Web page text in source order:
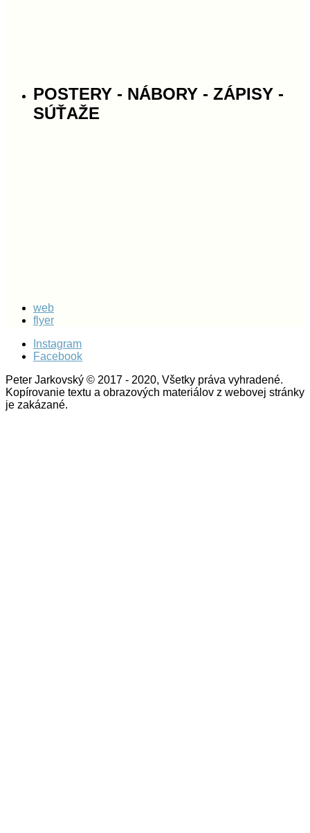
POSTERY - NÁBORY - ZÁPISY -
SÚŤAŽE
web
flyer
Instagram
Facebook
Peter Jarkovský © 2017 - 2020, Všetky práva vyhradené.
Kopírovanie textu a obrazových materiálov z webovej stránky
je zakázané.